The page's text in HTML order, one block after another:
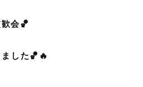
会🏀
した🏀🔥